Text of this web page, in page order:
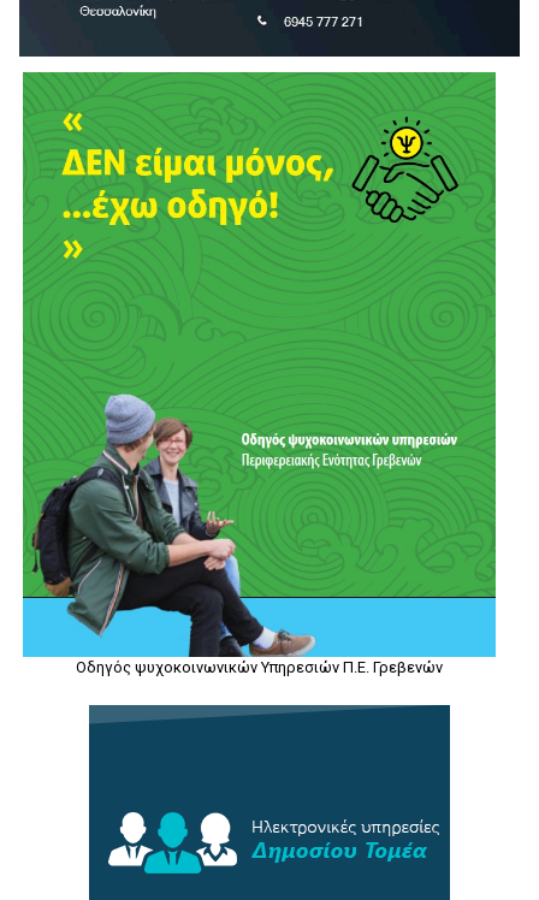
Οδηγός ψυχοκοινωνικών Υπηρεσιών Π.Ε. Γρεβενών